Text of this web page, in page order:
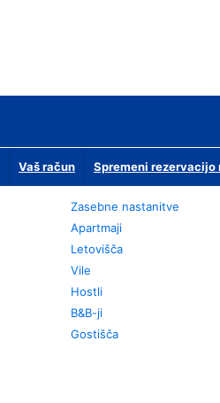
Vaš račun Spremeni rezervacijo
Zasebne nastanitve
Apartmaji
Letovišča
Vile
Hostli
B&B-ji
Gostišča